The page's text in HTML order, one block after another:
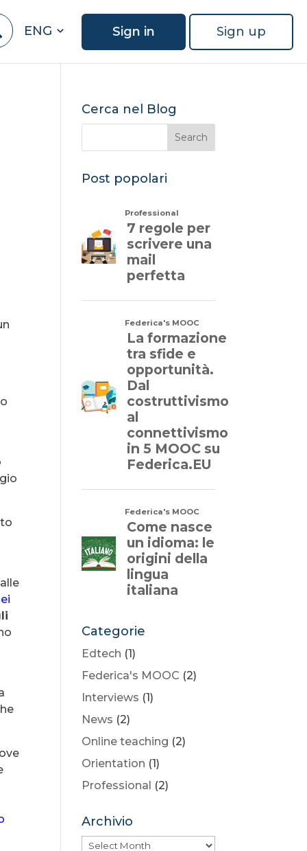
Sign up
Sign in
ENG
Cerca nel Blog
Post popolari
Categorie
Edtech (1)
Federica's MOOC (2)
Interviews (1)
News (2)
Online teaching (2)
Orientation (1)
Professional (2)
Archivio
Archivio